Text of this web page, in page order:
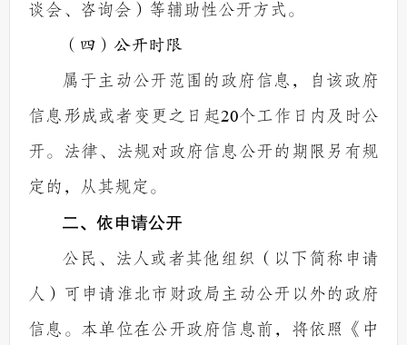
谈会、咨询会）等辅助性公开方式。
（四）公开时限
属于主动公开范围的政府信息，自该政府
信息形成或者变更之日起20个工作日内及时公
开。法律、法规对政府信息公开的期限另有规
定的，从其规定。
二、依申请公开
公民、法人或者其他组织（以下简称申请
人）可申请淮北市财政局主动公开以外的政府
信息。本单位在公开政府信息前，将依照《中